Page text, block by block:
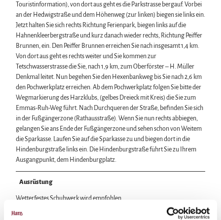
Touristinformation), von dort aus geht es die Parkstrasse bergauf. Vorbei
an der Hedwigstraße und dem Höhenweg (zur linken) biegen sie links ein.
Jetzt halten Sie sich rechts Richtung Ferienpark, biegen links auf die
Hahnenkleerbergstraße und kurz danach wieder rechts, Richtung Peiffer
Brunnen, ein. Den Peiffer Brunnen erreichen Sie nach insgesamt 1,4 km.
Von dort aus geht es rechts weiter und Sie kommen zur
Tetschwasserstrasse die Sie, nach 1,9 km, zum Oberförster – H. Müller
Denkmal leitet. Nun begehen Sie den Hexenbankweg bis Sie nach 2,6 km
den Pochwerkplatz erreichen. Ab dem Pochwerkplatz folgen Sie bitte der
Wegmarkierung des Harzklubs, (gelbes Dreieck mit Kreis) die Sie zum
Emmas-Ruh-Weg führt. Nach Durchqueren der Straße, befinden Sie sich
in der Fußgängerzone (Rathausstraße). Wenn Sie nun rechts abbiegen,
gelangen Sie ans Ende der Fußgängerzone und sehen schon von Weitem
die Sparkasse. Laufen Sie auf die Sparkasse zu und biegen dort in die
Hindenburgstraße links ein. Die Hindenburgstraße führt Sie zu Ihrem
Ausgangpunkt, dem Hindenburgplatz.
Ausrüstung
Wetterfestes Schuhwerk wird empfohlen.